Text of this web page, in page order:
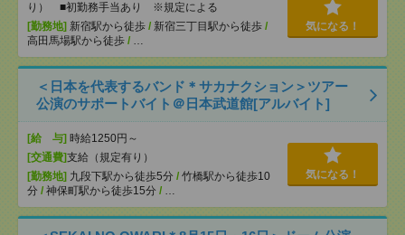
り） ■初勤務手当あり ※規定による
[勤務地] 新宿駅から徒歩 / 新宿三丁目駅から徒歩 /
高田馬場駅から徒歩 / …
気になる！
＜日本を代表するバンド＊サカナクション＞ツアー
公演のサポートバイト＠日本武道館[アルバイト]
[給 与] 時給1250円～
[交通費]支給（規定有り）
[勤務地] 九段下駅から徒歩5分 / 竹橋駅から徒歩10
分 / 神保町駅から徒歩15分 / …
気になる！